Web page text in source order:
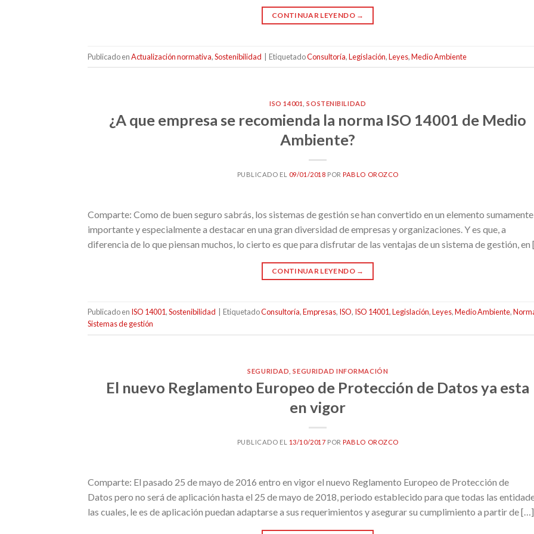
CONTINUAR LEYENDO →
Publicado enActualización normativa,Sostenibilidad EtiquetadoConsultoría,Legislación,Leyes,Medio Ambiente
ISO 14001 ,SOSTENIBILIDAD
¿A que empresa se recomienda la norma ISO 14001 de Medio
Ambiente?
PUBLICADO EL 09/01/2018 PORPABLO OROZCO
Comparte: Como de buen seguro sabrás, los sistemas de gestión se han convertido en un elemento sumamente
importante y especialmente a destacar en una gran diversidad de empresas y organizaciones. Y es que, a
diferencia de lo que piensan muchos, lo cierto es que para disfrutar de las ventajas de un sistema de gestión,
CONTINUAR LEYENDO →
Publicado en ISO 14001,Sostenibilidad EtiquetadoConsultoría,Empresas, ISO, ISO 14001,Legislación,Leyes,Medio Ambiente,
Sistemas de gestión
SEGURIDAD ,SEGURIDAD INFORMACIÓN
El nuevo Reglamento Europeo de Protección de Datos ya esta
en vigor
PUBLICADO EL 13/10/2017 PORPABLO OROZCO
Comparte: El pasado 25 de mayo de 2016 entro en vigor el nuevo Reglamento Europeo de Protección de
Datos pero no será de aplicación hasta el 25 de mayo de 2018, periodo establecido para que todas las
las cuales, le es de aplicación puedan adaptarse a sus requerimientos y asegurar su cumplimiento a partir de […]